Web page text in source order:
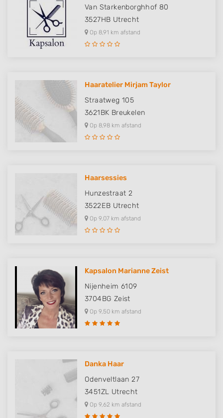
Van Starkenborghhof 80
3527HB Utrecht
Op 8,91 km afstand
Haaratelier Mirjam Taylor
Straatweg 105
3621BK Breukelen
Op 8,98 km afstand
Haarsessies
Hunzestraat 2
3522EB Utrecht
Op 9,07 km afstand
Kapsalon Marianne Zeist
Nijenheim 6109
3704BG Zeist
Op 9,50 km afstand
Danka Haar
Odenveltlaan 27
3451ZL Utrecht
Op 9,62 km afstand